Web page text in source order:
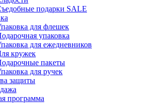
подарки SALE
для флешек
упаковка
для ежедневников
кружек
пакеты
для ручек
защиты
программа